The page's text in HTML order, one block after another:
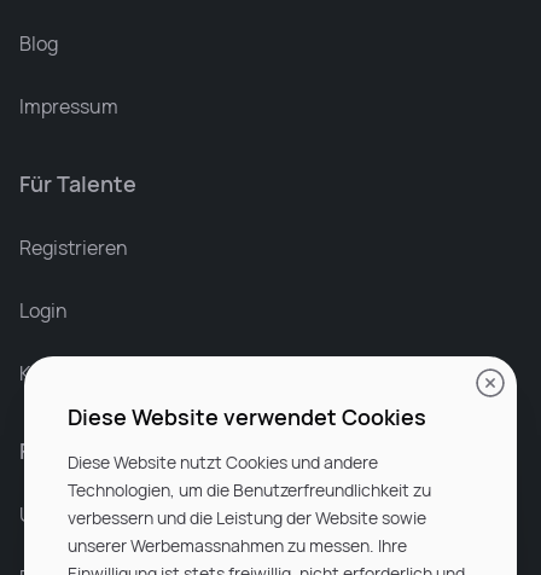
Blog
Impressum
Für Talente
Registrieren
Login
Karriere bei Rocken
Für Unternehmen
Unsere Dienstleistungen
Diese Website verwendet Cookies
Diese Website nutzt Cookies und andere
Technologien, um die Benutzerfreundlichkeit zu
verbessern und die Leistung der Website sowie
unserer Werbemassnahmen zu messen. Ihre